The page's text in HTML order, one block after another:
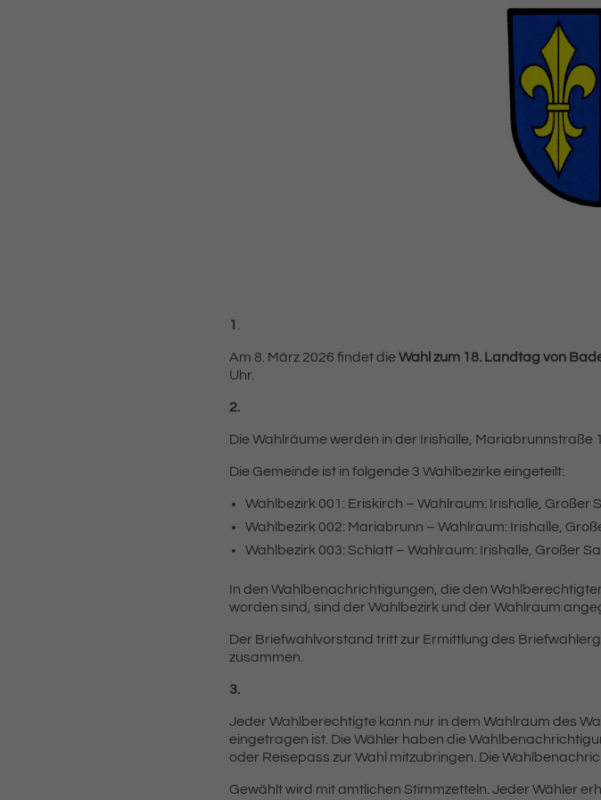
1
Am 8. März 2026 findet dieWahl zum 18. Landtag von
Uhr.
2.
Die Wahlräume werden in der Irishalle, Mariabrunnstraße
Die Gemeinde ist in folgende 3 Wahlbezirke eingeteilt:
Wahlbezirk 001: Eriskirch – Wahlraum: Irishalle, Großer
Wahlbezirk 002: Mariabrunn – Wahlraum: Irishalle,
Wahlbezirk 003: Schlatt – Wahlraum: Irishalle, Großer
In den Wahlbenachrichtigungen, die den
worden sind, sind der Wahlbezirk und der Wahlraum
Der Briefwahlvorstand tritt zur Ermittlung des
zusammen.
3.
Jeder Wahlberechtigte kann nur in dem Wahlraum des
eingetragen ist. Die Wähler haben die
oder Reisepass zur Wahl mitzubringen. Die
Gewählt wird mit amtlichen Stimmzetteln. Jeder Wähler